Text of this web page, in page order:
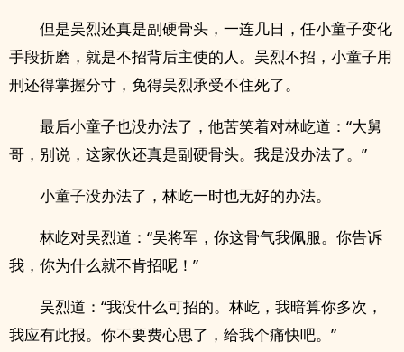
但是吴烈还真是副硬骨头，一连几日，任小童子变化
手段折磨，就是不招背后主使的人。吴烈不招，小童子用
刑还得掌握分寸，免得吴烈承受不住死了。
最后小童子也没办法了，他苦笑着对林屹道：“大舅
哥，别说，这家伙还真是副硬骨头。我是没办法了。”
小童子没办法了，林屹一时也无好的办法。
林屹对吴烈道：“吴将军，你这骨气我佩服。你告诉
我，你为什么就不肯招呢！”
吴烈道：“我没什么可招的。林屹，我暗算你多次，
我应有此报。你不要费心思了，给我个痛快吧。”